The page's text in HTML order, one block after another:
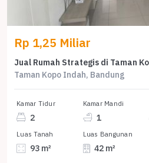
Rp 1,25 Miliar
Taman Kopo Indah, Bandung
Kamar Tidur
2
Kamar Mandi
1
Luas Tanah
93 m²
Luas Bangunan
42 m²